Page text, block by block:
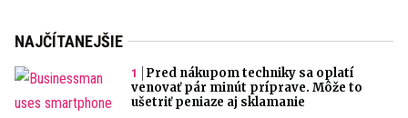
NAJČÍTANEJŠIE
Pred nákupom techniky sa oplatí
venovať pár minút príprave. Môže to
ušetriť peniaze aj sklamanie